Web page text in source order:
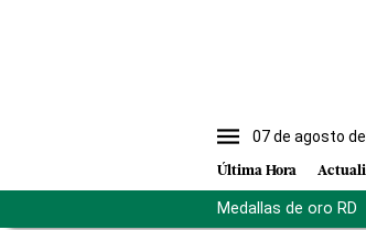
07 de agosto
Última Hora
Medallas de oro RD